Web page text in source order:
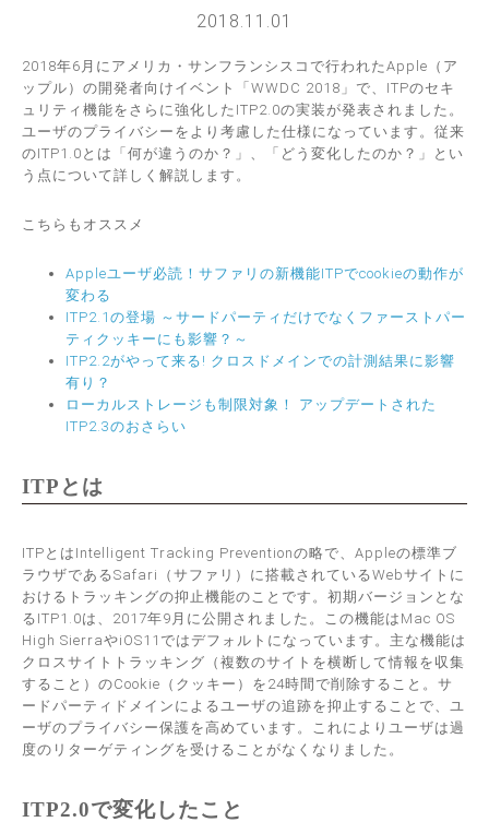
2018.11.01
2018年6月にアメリカ・サンフランシスコで行われたApple（ア
ップル）の開発者向けイベント「WWDC 2018」で、ITPのセキ
ュリティ機能をさらに強化したITP2.0の実装が発表されました。
ユーザのプライバシーをより考慮した仕様になっています。従来
のITP1.0とは「何が違うのか？」、「どう変化したのか？」とい
う点について詳しく解説します。
こちらもオススメ
Appleユーザ必読！サファリの新機能ITPでcookieの動作が
変わる
ITP2.1の登場 ～サードパーティだけでなくファーストパー
ティクッキーにも影響？～
ITP2.2がやって来る! クロスドメインでの計測結果に影響
有り？
ローカルストレージも制限対象！ アップデートされた
ITP2.3のおさらい
ITPとは
ITPとはIntelligent Tracking Preventionの略で、Appleの標準ブ
ラウザであるSafari（サファリ）に搭載されているWebサイトに
おけるトラッキングの抑止機能のことです。初期バージョンとな
るITP1.0は、2017年9月に公開されました。この機能はMac OS
High SierraやiOS11ではデフォルトになっています。主な機能は
クロスサイトトラッキング（複数のサイトを横断して情報を収集
すること）のCookie（クッキー）を24時間で削除すること。サ
ードパーティドメインによるユーザの追跡を抑止することで、ユ
ーザのプライバシー保護を高めています。これによりユーザは過
度のリターゲティングを受けることがなくなりました。
ITP2.0で変化したこと